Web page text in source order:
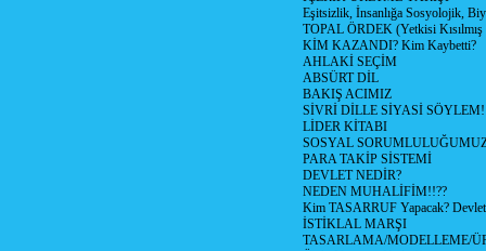
Eşitsizlik, İnsanlığa Sosyolojik,
TOPAL ÖRDEK (Yetkisi
KİM KAZANDI? Kim Kaybetti?
AHLAKİ SEÇİM
ABSÜRT DİL
BAKIŞ ACIMIZ
SİVRİ DİLLE SİYASİ
LİDER KİTABI
SOSYAL
PARA TAKİP SİSTEMİ
DEVLET NEDİR?
NEDEN MUHALİFİM!!??
Kim TASARRUF Yapacak? Devlet
İSTİKLAL MARŞI
TASARLAMA/MODELLEME/